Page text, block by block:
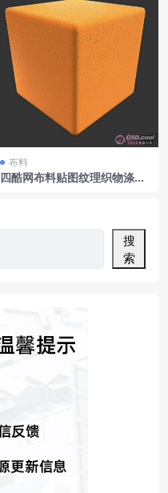
布料
四酷网布料贴图纹理织物涤纶
搜
索